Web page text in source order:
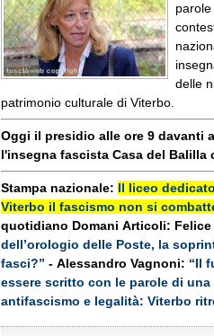
delle
patrimonio culturale di Viterbo.
Oggi il presidio alle ore 9 davanti
l'insegna fascista Casa del
Stampa nazionale: Il liceo
Viterbo il fascismo non si
quotidiano Domani Articoli: Felice
dell’orologio delle Poste, la
fasci?” - Alessandro Vagnoni: “Il
essere scritto con le parole di una
antifascismo e legalità: Viterbo